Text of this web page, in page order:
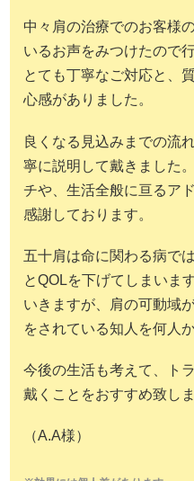
中々肩の治療でのお客様
いるお声をみつけたので
とても丁寧なご対応と、
心感がありました。
良くなる見込みまでの流
寧に説明して戴きました
チや、生活全般に亘るア
感謝しております。
五十肩は命に関わる病で
とQOLを下げてしまいま
いきますが、肩の可動域
をされている知人を何人
今後の生活も考えて、ト
戴くことをおすすめ致しま
（A.A様）